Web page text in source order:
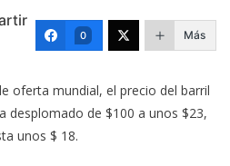
0 Más
oferta mundial, el precio del barril
desplomado de $100 a unos $23,
unos $ 18.